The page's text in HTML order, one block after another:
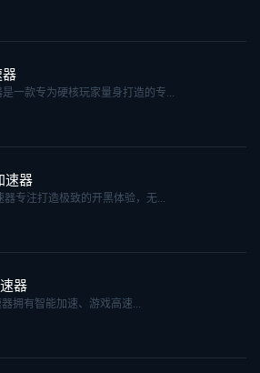
器
一款专为硬核玩家量身打造的专...
速器
器专注打造极致的开黑体验，无...
器
拥有智能加速、游戏高速...